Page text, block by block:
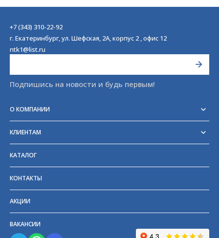
+7 (343) 310-22-92
г. Екатеринбург, ул. Шефская, 2А, корпус 2 , офис 12
ntk1@list.ru
Подпишись на новости и будь первым!
О КОМПАНИИ
Отзывы
Блог
Партнёры и поставщики
КЛИЕНТАМ
Возврат
Частые вопросы
Прайс-лист
КАТАЛОГ
КОНТАКТЫ
АКЦИИ
ВАКАНСИИ